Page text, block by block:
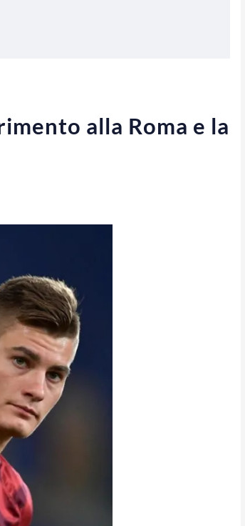
alla Roma e la